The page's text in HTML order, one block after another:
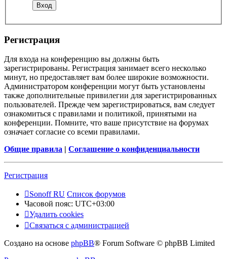
Регистрация
Для входа на конференцию вы должны быть
зарегистрированы. Регистрация занимает всего несколько
минут, но предоставляет вам более широкие возможности.
Администратором конференции могут быть установлены
также дополнительные привилегии для зарегистрированных
пользователей. Прежде чем зарегистрироваться, вам следует
ознакомиться с правилами и политикой, принятыми на
конференции. Помните, что ваше присутствие на форумах
означает согласие со всеми правилами.
Общие правила | Соглашение о конфиденциальности
Регистрация
Sonoff RU Список форумов
Часовой пояс: UTC+03:00
Удалить cookies
Связаться с администрацией
Создано на основе phpBB® Forum Software © phpBB Limited